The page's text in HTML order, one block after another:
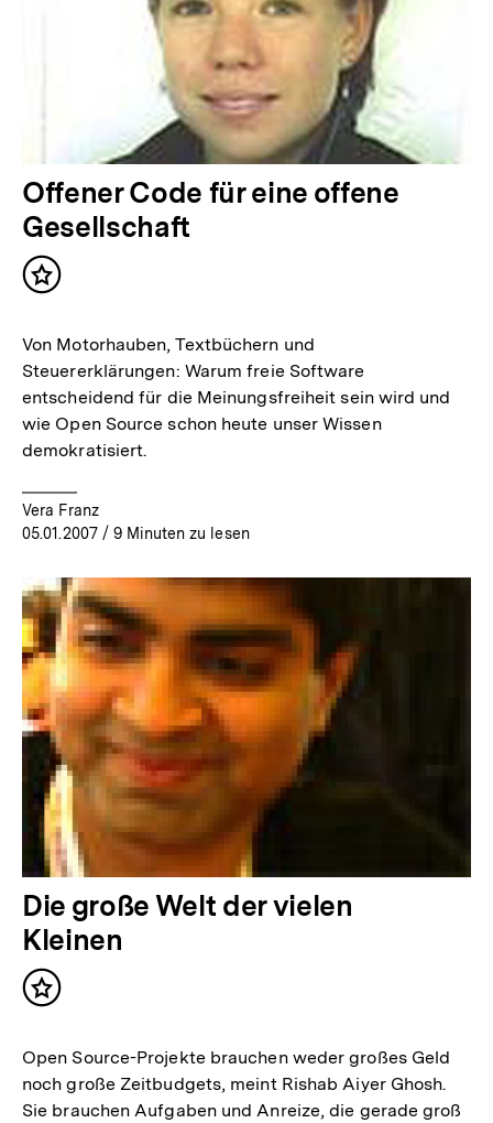
Offener Code für eine offene
Gesellschaft
Inhalt
Von Motorhauben, Textbüchern und
Steuererklärungen: Warum freie Software
entscheidend für die Meinungsfreiheit sein wird und
wie Open Source schon heute unser Wissen
demokratisiert.
Vera Franz
05.01.2007/ 9 Minuten zu lesen
Die große Welt der vielen
Kleinen
Inhalt
Open Source-Projekte brauchen weder großes Geld
noch große Zeitbudgets, meint Rishab Aiyer Ghosh.
Sie brauchen Aufgaben und Anreize, die gerade groß